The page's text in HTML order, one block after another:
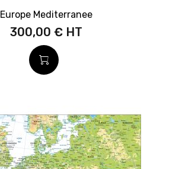
Europe Mediterranee
300,00 €